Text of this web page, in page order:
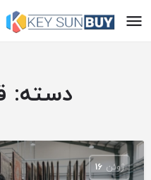
دسته:
ژوئن 16